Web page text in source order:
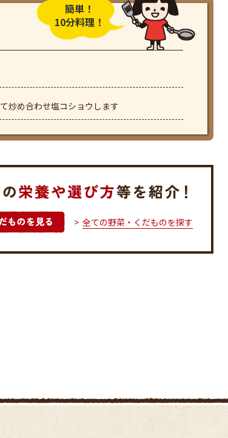
簡単！
10分料理！
炒め合わせ塩コショウします
全ての野菜・くだものを探す